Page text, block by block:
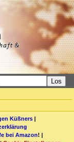
Los
Küßners |
bei Amazon! |